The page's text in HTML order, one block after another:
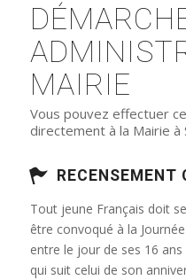
MAIRIE
Vous pouvez effectuer
directement à la Mairie à
RECENSEMENT
Tout jeune Français doit
être convoqué à la
entre le jour de ses 16
qui suit celui de son